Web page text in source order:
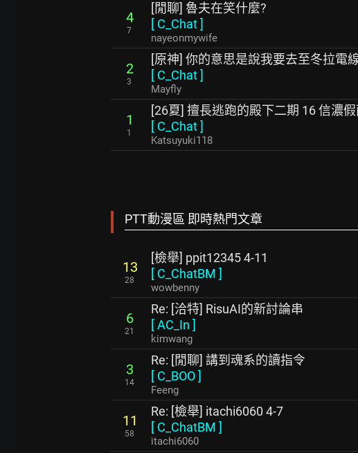
4
7
[閒聊] 魯夫在笑什麼?
[ C_Chat]
nayeonmywife
2
3
[原神] 你的意思是說我要去至冬拉電
[ C_Chat]
Mayfly
1
1
[26夏] 擅長逃跑的殿下二期 16 信濃
[ C_Chat]
Katsuyuki118
PTT動漫區 即時熱門文章
13
28
[檢舉] ppit12345 4-11
[ C_ChatBM ]
wowbenny
6
21
Re: [洽特] RisuAI的新討論串
[AC_In ]
kimwang
3
14
Re: [閒聊] 講到魂系的讀指令
[ C_BOO]
Feeng
11
58
Re: [檢舉] itachi6060 4-7
[ C_ChatBM ]
itachi6060